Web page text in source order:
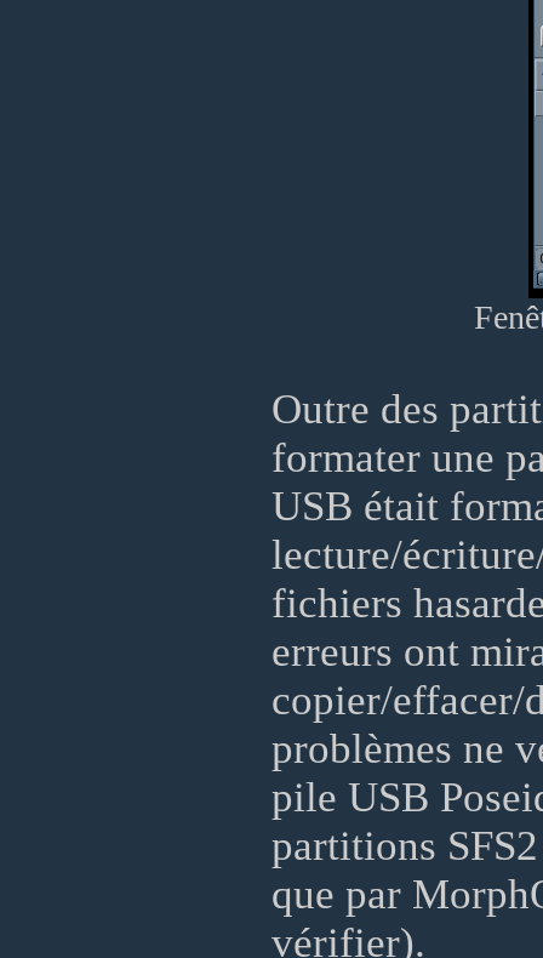
Outre des
formater une
USB était
lecture/
fichiers
erreurs ont
copier/effacer/
problèmes ne
pile USB
partitions
que par
vérifier).